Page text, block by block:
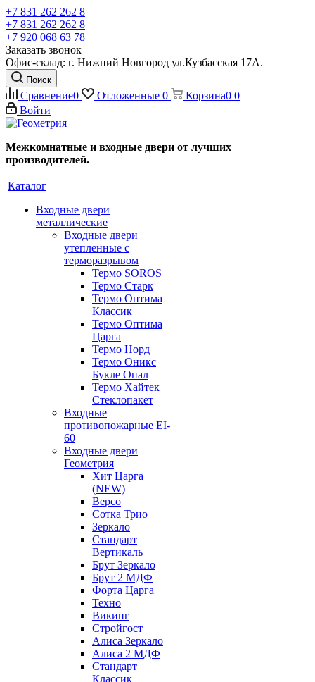
+7 831 262 262 8
+7 831 262 262 8
+7 920 068 63 78
Заказать звонок
Офис-склад: г. Нижний Новгород ул.Кузбасская 17А.
Поиск
Сравнение0 Отложенные 0 Корзина0 0
Войти
Межкомнатные и входные двери от лучших
производителей.
Каталог
Входные двери
металлические
Входные двери
утепленные с
терморазрывом
Термо SOROS
Термо Старк
Термо Оптима
Классик
Термо Оптима
Царга
Термо Норд
Термо Оникс
Букле Опал
Термо Хайтек
Стеклопакет
Входные
противопожарные EI-
60
Входные двери
Геометрия
Хит Царга
(NEW)
Версо
Сотка Трио
Зеркало
Стандарт
Вертикаль
Брут Зеркало
Брут 2 МДФ
Форта Царга
Техно
Викинг
Стройгост
Алиса Зеркало
Алиса 2 МДФ
Стандарт
Классик